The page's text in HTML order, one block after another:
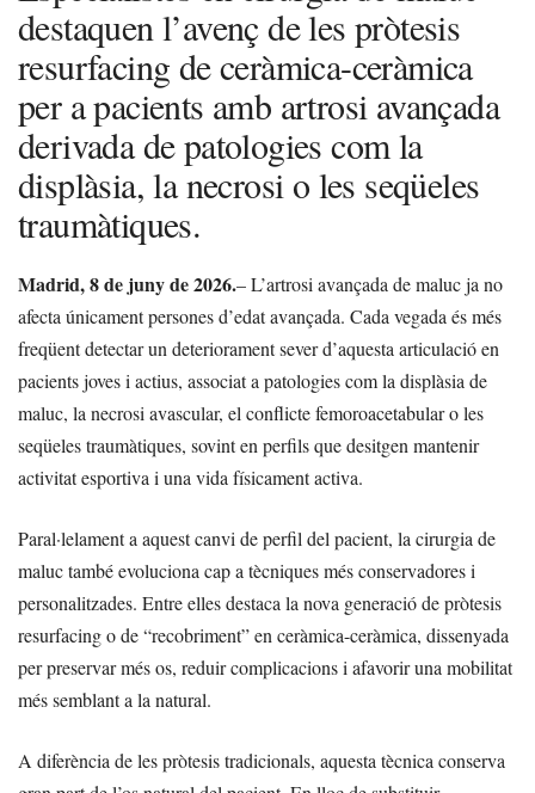
destaquen l’avenç de les pròtesis
resurfacing de ceràmica-ceràmica
per a pacients amb artrosi avançada
derivada de patologies com la
displàsia, la necrosi o les seqüeles
traumàtiques.
Madrid, 8 de juny de 2026.– L’artrosi avançada de maluc ja no
afecta únicament persones d’edat avançada. Cada vegada és més
freqüent detectar un deteriorament sever d’aquesta articulació en
pacients joves i actius, associat a patologies com la displàsia de
maluc, la necrosi avascular, el conflicte femoroacetabular o les
seqüeles traumàtiques, sovint en perfils que desitgen mantenir
activitat esportiva i una vida físicament activa.
Paral·lelament a aquest canvi de perfil del pacient, la cirurgia de
maluc també evoluciona cap a tècniques més conservadores i
personalitzades. Entre elles destaca la nova generació de pròtesis
resurfacing o de “recobriment” en ceràmica-ceràmica, dissenyada
per preservar més os, reduir complicacions i afavorir una mobilitat
més semblant a la natural.
A diferència de les pròtesis tradicionals, aquesta tècnica conserva